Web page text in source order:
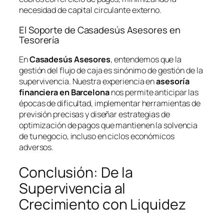
necesidad de capital circulante externo.
El Soporte de Casadesús Asesores en
Tesorería
EnCasadesús Asesores, entendemos que la
gestión del flujo de caja es sinónimo de gestión de la
supervivencia. Nuestra experiencia enasesoría
financiera en Barcelonanos permite anticipar las
épocas de dificultad, implementar herramientas de
previsión precisas y diseñar estrategias de
optimización de pagos que mantienen la solvencia
de tu negocio, incluso en ciclos económicos
adversos.
Conclusión: De la
Supervivencia al
Crecimiento con Liquidez